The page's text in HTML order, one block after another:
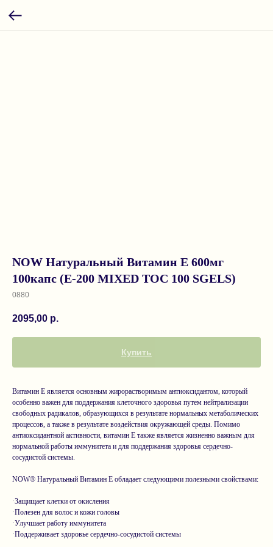
NOW Натуральный Витамин Е 600мг
100капс (E-200 MIXED TOC 100 SGELS)
0880
2095,00 р.
Купить
Витамин Е является основным жирорастворимым антиоксидантом, который
особенно важен для поддержания клеточного здоровья путем нейтрализации
свободных радикалов, образующихся в результате нормальных метаболических
процессов, а также в результате воздействия окружающей среды. Помимо
антиоксидантной активности, витамин Е также является жизненно важным для
нормальной работы иммунитета и для поддержания здоровья сердечно-
сосудистой системы.
NOW® Натуральный Витамин Е обладает следующими полезными свойствами:
·Защищает клетки от окисления
·Полезен для волос и кожи головы
·Улучшает работу иммунитета
·Поддерживает здоровье сердечно-сосудистой системы